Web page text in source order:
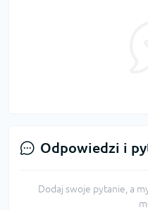
Odpowiedzi i
Dodaj swoje pytanie, a